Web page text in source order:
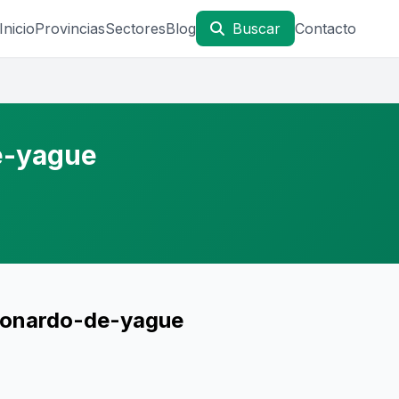
InicioProvinciasSectoresBlog Buscar Contacto
yague
de-yague